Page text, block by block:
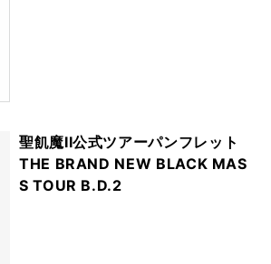
聖飢魔II公式ツアーパンフレット
THE BRAND NEW BLACK MAS
S TOUR B.D.2